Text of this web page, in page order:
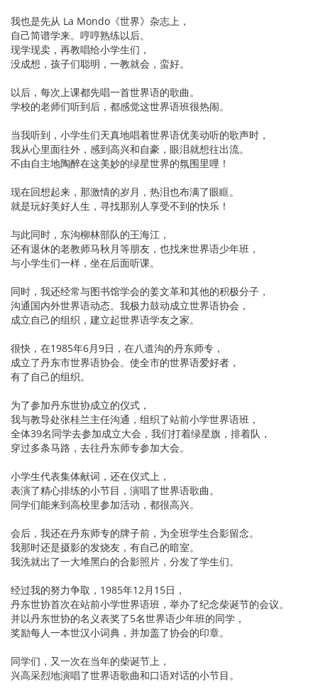
我也是先从 La Mondo《世界》杂志上，
自己简谱学来。哼哼熟练以后。
现学现卖，再教唱给小学生们，
没成想，孩子们聪明，一教就会，蛮好。
以后，每次上课都先唱一首世界语的歌曲。
学校的老师们听到后，都感觉这世界语班很热闹。
当我听到，小学生们天真地唱着世界语优美动听的歌声时，
我从心里面往外，感到高兴和自豪，眼泪就想往出流。
不由自主地陶醉在这美妙的绿星世界的氛围里哩！
现在回想起来，那激情的岁月，热泪也布满了眼眶。
就是玩好美好人生，寻找那别人享受不到的快乐！
与此同时，东沟柳林部队的王海江，
还有退休的老教师马秋月等朋友，也找来世界语少年班，
与小学生们一样，坐在后面听课。
同时，我还经常与图书馆学会的姜文革和其他的积极分子，
沟通国内外世界语动态。我极力鼓动成立世界语协会，
成立自己的组织，建立起世界语学友之家。
很快，在1985年6月9日，在八道沟的丹东师专，
成立了丹东市世界语协会。使全市的世界语爱好者，
有了自己的组织。
为了参加丹东世协成立的仪式，
我与教导处张桂兰主任沟通，组织了站前小学世界语班，
全体39名同学去参加成立大会，我们打着绿星旗，排着队，
穿过多条马路，去往丹东师专参加大会。
小学生代表集体献词，还在仪式上，
表演了精心排练的小节目，演唱了世界语歌曲。
同学们能来到高校里参加活动，都很高兴。
会后，我还在丹东师专的牌子前，为全班学生合影留念。
我那时还是摄影的发烧友，有自己的暗室。
我洗就出了一大堆黑白的合影照片，分发了学生们。
经过我的努力争取，1985年12月15日，
丹东世协首次在站前小学世界语班，举办了纪念柴诞节的会议。
并以丹东世协的名义表奖了5名世界语少年班的同学，
奖励每人一本世汉小词典，并加盖了协会的印章。
同学们，又一次在当年的柴诞节上，
兴高采烈地演唱了世界语歌曲和口语对话的小节目。